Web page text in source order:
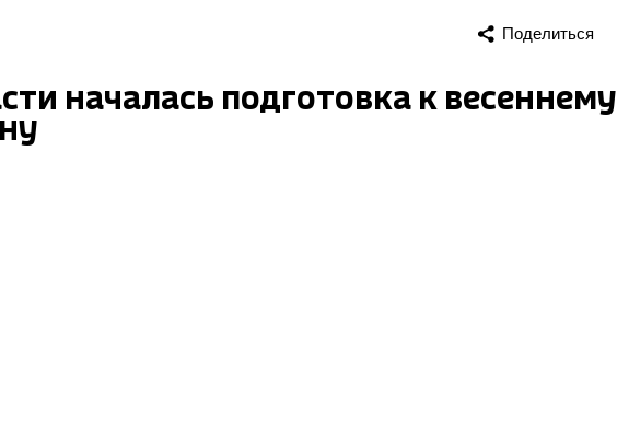
Поделиться
началась подготовка к весеннему